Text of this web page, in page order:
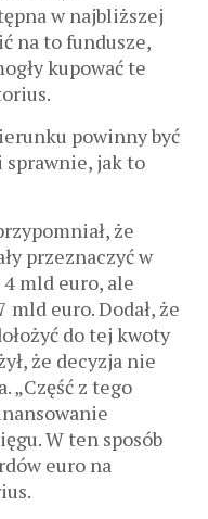
w najbliższej
na to fundusze,
kupować te
powinny być
sprawnie, jak to
że
przeznaczyć w
mld euro, ale
mld euro. Dodał, że
do tej kwoty
że decyzja nie
„Część z tego
W ten sposób
euro na